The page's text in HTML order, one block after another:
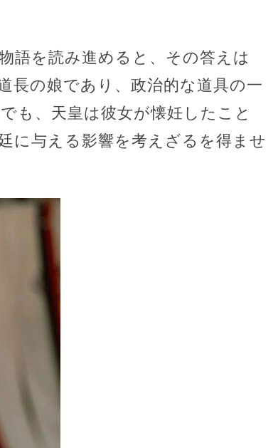
語を読み進めると、その答えは
長の娘であり、政治的な道具の一
も、天皇は彼女が懐妊したこと
に与える影響を考えざるを得ませ